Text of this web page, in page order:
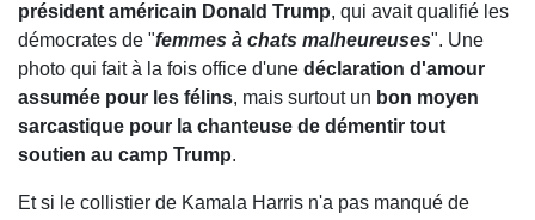
président américain Donald Trump, qui avait qualifié les
démocrates de "femmes à chats malheureuses". Une
photo qui fait à la fois office d'une déclaration d'amour
assumée pour les félins, mais surtout un bon moyen
sarcastique pour la chanteuse de démentir tout
soutien au camp Trump.
Et si le collistier de Kamala Harris n'a pas manqué de